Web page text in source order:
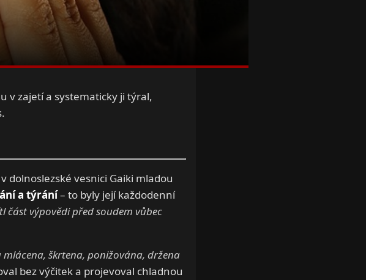
v zajetí a systematicky ji týral,
dolnoslezské vesnici Gaiki mladou
a týrání– to byly její každodenní
část výpovědi před soudem vůbec
mlácena, škrtena, ponižována, držena
bez výčitek a projevoval chladnou